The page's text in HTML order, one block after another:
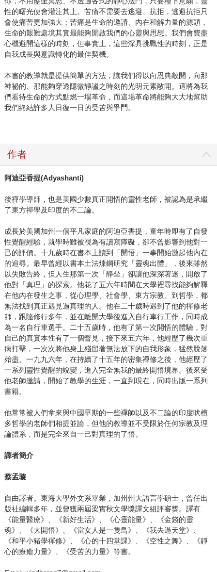
性的曙光便會灌注其上。苦痛不需要去逃避、抗拒，逃避抗拒只
會使痛苦更加強大；苦痛是生命的邀請、內在和解力量的源頭，
生命的艱難處境其實最能夠開啟我們的心靈與思想。我們會費盡
心機避開這樣的時刻，但事實上，這些深具挑戰性的時刻，正是
自我成長與意識轉化的最佳契機。
本書的教導就是提供簡單的方法，讓我們得以向恩典敞開，向那
神祕的、那能夠穿透隱微靜謐之時刻的光明元素敞開。這將為我
們看待生命的方式點燃一場革命，而這場革命將能夠大大地幫助
我們終結許多人日復一日的受苦與爭鬥。
作者
阿迪亞香提(Adyashanti)
後禪學導師，也是美國少數真正開悟的靈性老師，被認為是承繼
了東方禪學及印度的不二論。
成長於美國加州一個平凡家庭的阿迪亞香提，童年時即有了自發
性覺醒經驗，就學時雖被視為有讀寫障礙，卻不曾影響到他對一
己的評價。十九歲時在書本上讀到「開悟」一事開始激起他內在
的追尋。最早曾經以書本土法煉鋼研究「靈魂出體」，後來雖然
以失敗告終，但人生那第一次「靜坐」卻讓他深深著迷，開啟了
他對「真理」的探索。他花了五六年時間在大學裡尋找能夠解釋
在他內在發生之事，從心理學、社會學、東方宗教、到哲學，都
無法找到真正遇見過真理的人。他在二十歲時遇到了他的禪修老
師，跟隨修行多年，並在離開大學後進入自行車行工作，同時成
為一名自行車選手。二十五歲時，他有了第一次開悟的體驗，對
自己的真實本性有了一個瞥見，接下來五六年，他經歷了幾次重
病打擊，一次次將他身上殘留著無法放下的自我形象，猛然脫落
殆盡。一九九六年，在持續了十五年的密集禪修之後，他經歷了
一系列靈性覺醒的蛻變，進入完全無我的最終開悟境界。後來受
他老師邀請，開始了教學的生涯，一直到現在，同時出版一系列
書籍。
他常常被人們拿來與中國早期的一些禪師以及不二論的印度吠檀
多哲學的老師們相提並論，但他的教導並不受限於任何宗教及理
論體系，而是完全來自一己對真理的了悟。
譯者簡介
蔡孟璇
自由譯者。東海大學外文系畢業，加州州大語言學碩士，曾任出
版社編輯多年，並曾獲兩屆梁實秋文學獎譯文組評審獎。譯有
《能量醫療》、《新好生活》、《心靈能量》、《金錢的靈
魂》、《大開悟》、《當女人是一隻鳥》、《我去過天堂》、
《和平小豬學禪修》、《心的十四堂課》、《空性之舞》、《靜
心的療癒力量》、《受苦的力量》等書。